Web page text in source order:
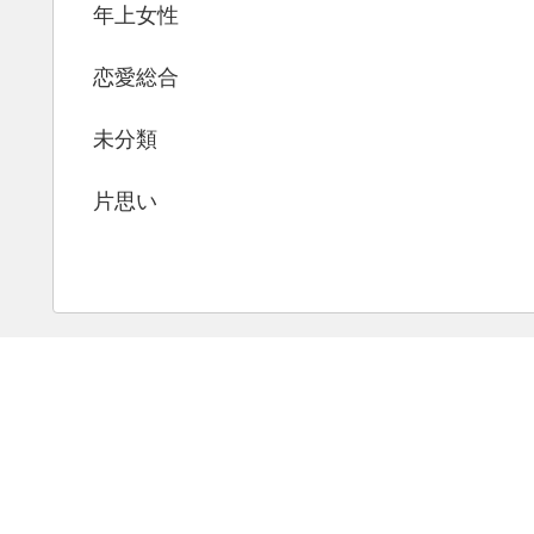
年上女性
恋愛総合
未分類
片思い